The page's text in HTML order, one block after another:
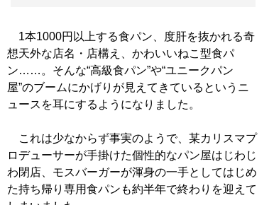
1本1000円以上する食パン、度肝を抜かれる奇
想天外な店名・店構え、かわいいねこ型食パ
ン……。そんな“高級食パン”や“ユニークパン
屋”のブームにかげりが見えてきているというニ
ュースを耳にするようになりました。
これは少なからず事実のようで、某カリスマプ
ロデューサーが手掛けた個性的なパン屋はじわじ
わ閉店、モスバーガーが渾身の一手としてはじめ
た持ち帰り専用食パンも約半年で終わりを迎えて